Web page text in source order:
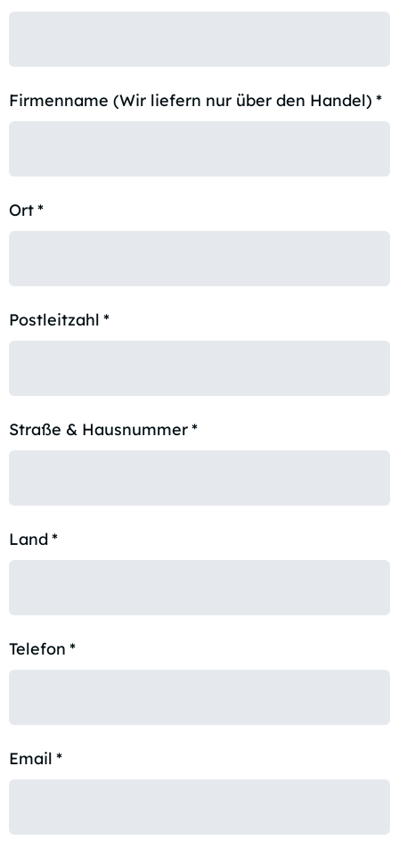
Firmenname (Wir liefern nur über den Handel) *
Ort*
Postleitzahl *
Straße & Hausnummer*
Land*
Telefon *
Email *